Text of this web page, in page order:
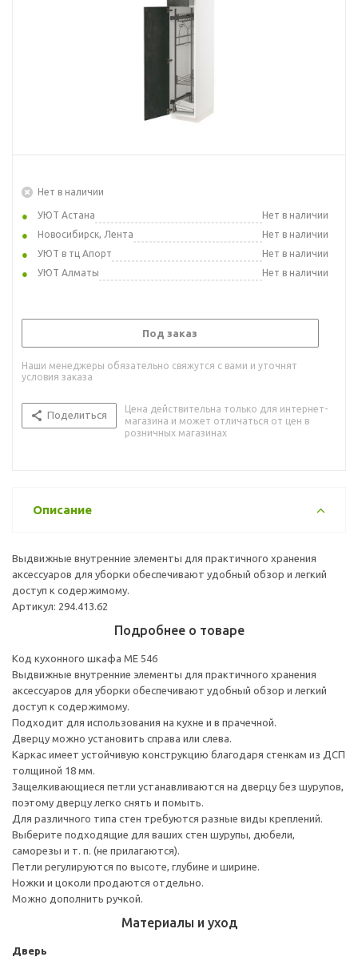
Нет в наличии
УЮТ Астана
Нет в наличии
Новосибирск, Лента
Нет в наличии
УЮТ в тц Апорт
Нет в наличии
УЮТ Алматы
Нет в наличии
Под заказ
Наши менеджеры обязательно свяжутся с вами и уточнят
условия заказа
Поделиться
Цена действительна только для интернет-
магазина и может отличаться от цен в
розничных магазинах
Описание
Выдвижные внутренние элементы для практичного хранения
аксессуаров для уборки обеспечивают удобный обзор и легкий
доступ к содержимому.
Артикул: 294.413.62
Подробнее о товаре
Код кухонного шкафа ME 546
Выдвижные внутренние элементы для практичного хранения
аксессуаров для уборки обеспечивают удобный обзор и легкий
доступ к содержимому.
Подходит для использования на кухне и в прачечной.
Дверцу можно установить справа или слева.
Каркас имеет устойчивую конструкцию благодаря стенкам из ДСП
толщиной 18 мм.
Защелкивающиеся петли устанавливаются на дверцу без шурупов,
поэтому дверцу легко снять и помыть.
Для различного типа стен требуются разные виды креплений.
Выберите подходящие для ваших стен шурупы, дюбели,
саморезы и т. п. (не прилагаются).
Петли регулируются по высоте, глубине и ширине.
Ножки и цоколи продаются отдельно.
Можно дополнить ручкой.
Материалы и уход
Дверь